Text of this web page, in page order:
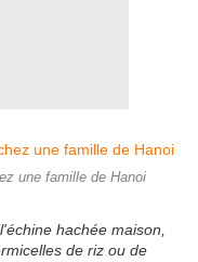
une famille de Hanoi
hachée maison,
de riz ou de